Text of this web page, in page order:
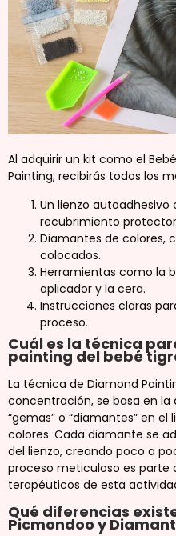
Al adquirir un kit como el
Painting, recibirás todos los
Un lienzo autoadhesivo
recubrimiento
Diamantes de colores,
colocados.
Herramientas como la
aplicador y la cera.
Instrucciones claras
proceso.
Cuál es la técnica
painting del bebé
La técnica de Diamond
concentración, se basa en la
“gemas” o “diamantes” en
colores. Cada diamante se
del lienzo, creando poco a
proceso meticuloso es parte
terapéuticos de esta
Qué diferencias
Picmondoo y